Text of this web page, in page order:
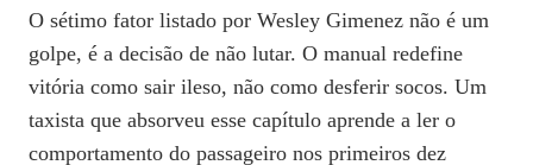
O sétimo fator listado por Wesley Gimenez não é um
golpe, é a decisão de não lutar. O manual redefine
vitória como sair ileso, não como desferir socos. Um
taxista que absorveu esse capítulo aprende a ler o
comportamento do passageiro nos primeiros dez